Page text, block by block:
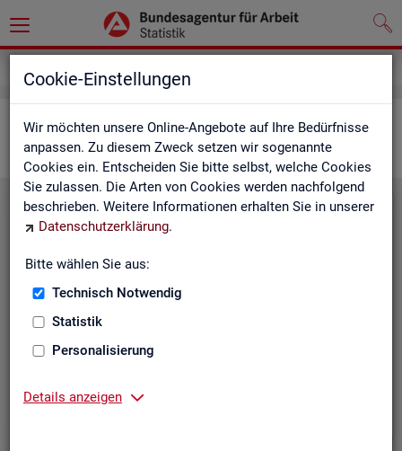
Cookie-Einstellungen
Wir möchten unsere Online-Angebote auf Ihre Bedürfnisse
anpassen. Zu diesem Zweck setzen wir sogenannte
Cookies ein. Entscheiden Sie bitte selbst, welche Cookies
Sie zulassen. Die Arten von Cookies werden nachfolgend
beschrieben. Weitere Informationen erhalten Sie in unserer
Datenschutzerklärung.
Bitte wählen Sie aus:
Technisch Notwendig
Statistik
Personalisierung
Details anzeigen
Ar­beits­markt im Über­blick
Eck­wer­te Ar­beits­markt
Eck­wer­te Ar­beits­markt